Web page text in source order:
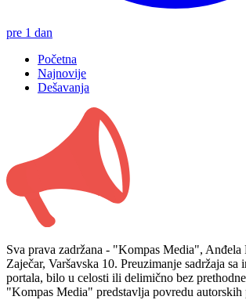
pre 1 dan
Početna
Najnovije
Dešavanja
Sva prava zadržana - "Kompas Media", Anđela
Zaječar, Varšavska 10. Preuzimanje sadržaja sa
portala, bilo u celosti ili delimično bez
"Kompas Media" predstavlja povredu autorskih